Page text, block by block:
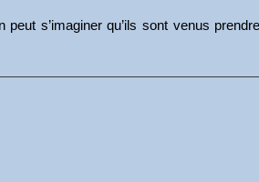
s’imaginer qu’ils sont venus